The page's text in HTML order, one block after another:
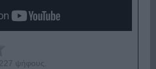
ψήφους.